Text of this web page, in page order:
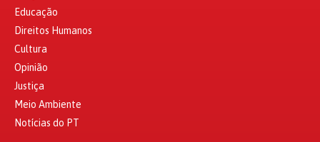
Educação
Direitos Humanos
Cultura
Opinião
Justiça
Meio Ambiente
Notícias do PT